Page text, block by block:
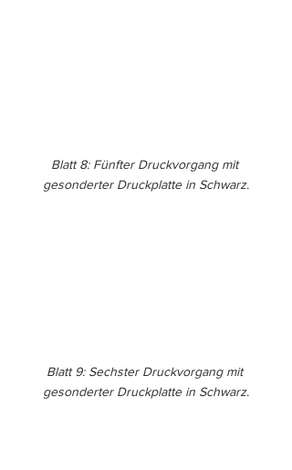
Blatt 8: Fünfter Druckvorgang mit
gesonderter Druckplatte in Schwarz.
Blatt 9: Sechster Druckvorgang mit
gesonderter Druckplatte in Schwarz.